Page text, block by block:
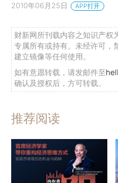
2010年06月25日 APP打开
财新网所刊载内容之知识产权
专属所有或持有。未经许可，
建立镜像等任何使用。
如有意愿转载，请发邮件至
确认及授权后，方可转载。
推荐阅读